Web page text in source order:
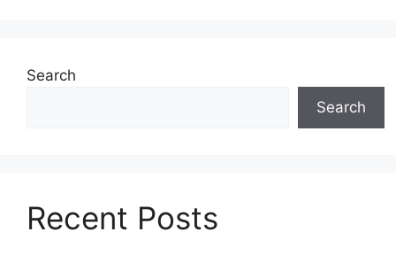
Search
Search
Recent Posts